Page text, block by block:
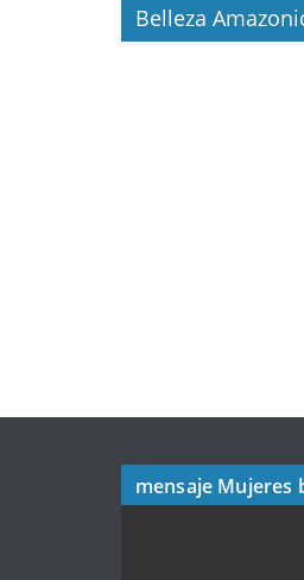
Belleza
mensaje Mujeres